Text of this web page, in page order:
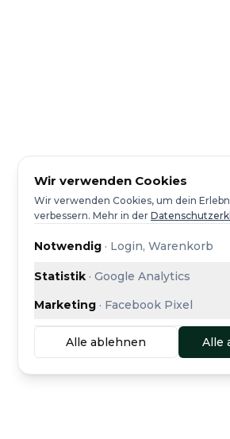
Wir verwenden Cookies
Wir verwenden Cookies, um dein
verbessern. Mehr in der
Notwendig · Login, Warenkorb
Statistik ·Google Analytics
Marketing · Facebook Pixel
Alle ablehnen Alle